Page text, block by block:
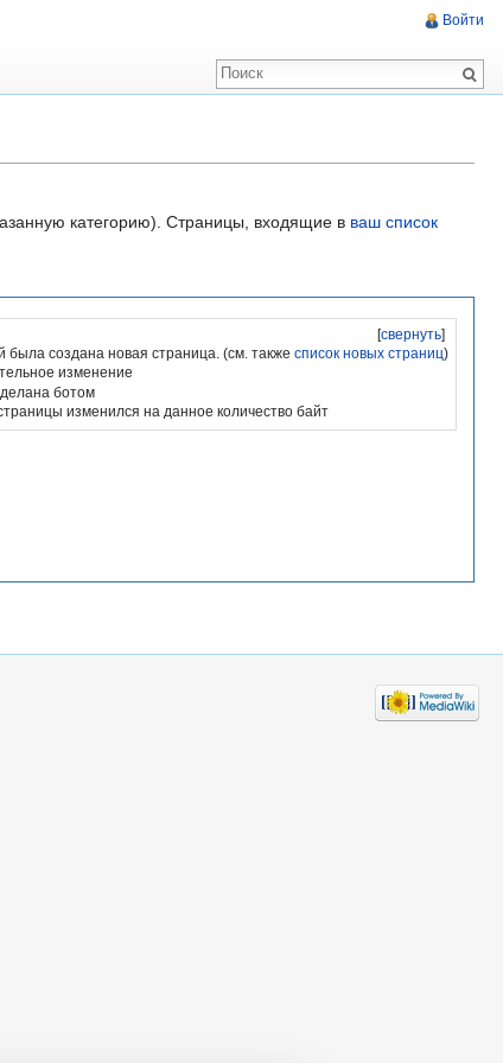
категорию). Страницы, входящие в ваш список
[свернуть]
была создана новая страница. (см. такжесписок новых страниц)
изменение
ботом
изменился на данное количество байт
Войти